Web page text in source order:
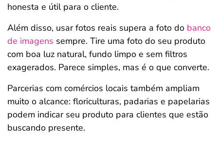
honesta e útil para o cliente.
Além disso, usar fotos reais supera a foto do banco
de imagens sempre. Tire uma foto do seu produto
com boa luz natural, fundo limpo e sem filtros
exagerados. Parece simples, mas é o que converte.
Parcerias com comércios locais também ampliam
muito o alcance: floriculturas, padarias e papelarias
podem indicar seu produto para clientes que estão
buscando presente.